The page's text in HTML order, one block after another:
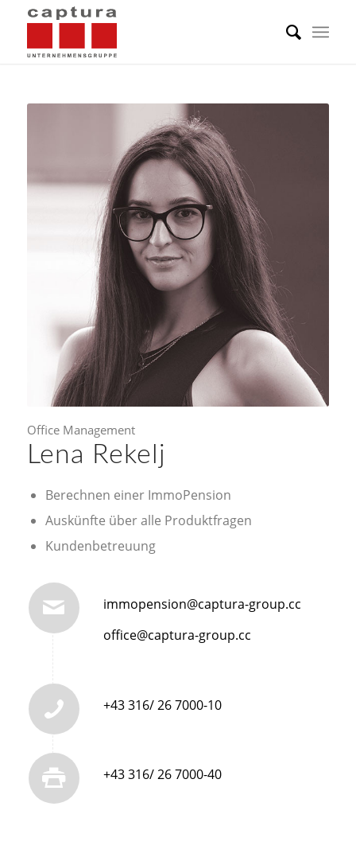
Office Management
Lena Rekelj
Berechnen einer ImmoPension
Auskünfte über alle Produktfragen
Kundenbetreuung
immopension@captura-group.cc
office@captura-group.cc
+43 316/ 26 7000-10
+43 316/ 26 7000-40